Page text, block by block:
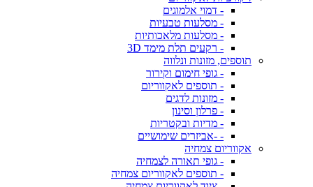
- דמוי אלמוגים
- מסלעות טבעיות
- מסלעות מלאכותיות
- רקעים תלת מימד 3D
תוספים, מזונות ונלווה
- גופי חימום וקירור
- תוספים לאקווריום
- מזונות לדגים
- פרלון וסינון
- מדיות ובקטריות
- -אביזרים שימושיים
אקווריום צמחיה
- גופי תאורה לצמחיה
- תוספים לאקווריום צמחיה